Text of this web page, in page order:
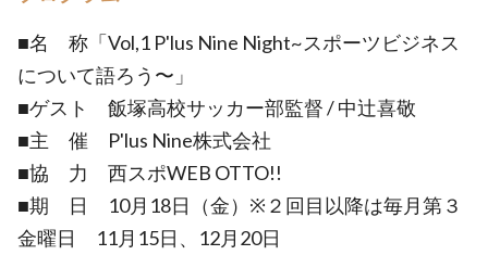
■名 称「Vol,1 P'lus Nine Night~スポーツビジネス
について語ろう〜」
■ゲスト 飯塚高校サッカー部監督 / 中辻喜敬
■主 催 P'lus Nine株式会社
■協 力 西スポWEB OTTO!!
■期 日 10月18日（金）※２回目以降は毎月第３
金曜日 11月15日、12月20日